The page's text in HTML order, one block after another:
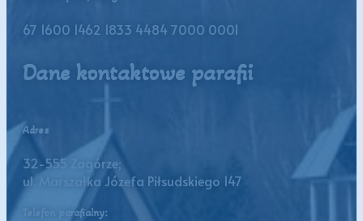
67 1600 1462 1833 4484 7000 0001
Dane kontaktowe parafii
Adres
32-555 Zagórze;
ul. Marszałka Józefa Piłsudskiego 147
Telefon parafialny: